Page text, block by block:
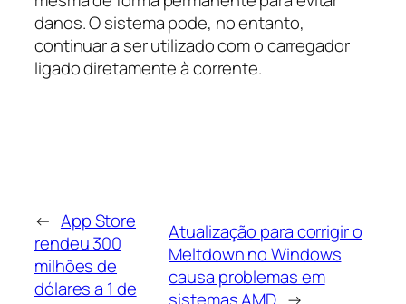
danos. O sistema pode, no entanto,
continuar a ser utilizado com o carregador
ligado diretamente à corrente.
← App Store
rendeu 300
milhões de
dólares a 1 de
Atualização para corrigir o
Meltdown no Windows
causa problemas em